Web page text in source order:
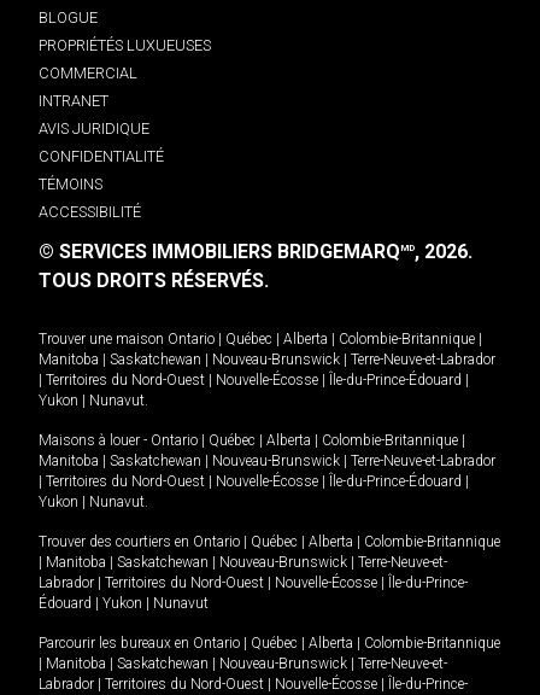
BLOGUE
PROPRIÉTÉS LUXUEUSES
COMMERCIAL
INTRANET
AVIS JURIDIQUE
CONFIDENTIALITÉ
TÉMOINS
ACCESSIBILITÉ
© SERVICES IMMOBILIERS BRIDGEMARQMD, 2026.
TOUS DROITS RÉSERVÉS.
Trouver une maison Ontario Québec Alberta Colombie-Britannique
Manitoba
Saskatchewan Nouveau-Brunswick
Terre-Neuve-et-Labrador
Territoires du Nord-Ouest Nouvelle-Écosse Île-du-Prince-Édouard
Yukon
Nunavut.
Maisons à louer - Ontario Québec Alberta Colombie-Britannique
Manitoba
Saskatchewan Nouveau-Brunswick
Terre-Neuve-et-Labrador
Territoires du Nord-Ouest Nouvelle-Écosse Île-du-Prince-Édouard
Yukon
Nunavut.
Trouver des courtiers en Ontario Québec Alberta
Colombie-Britannique
Manitoba Saskatchewan Nouveau-Brunswick
Terre-Neuve-et-
Labrador
Territoires du Nord-Ouest Nouvelle-Écosse
Île-du-Prince-
Édouard
Yukon Nunavut
Parcourir les bureaux en Ontario Québec Alberta
Colombie-Britannique
Manitoba Saskatchewan Nouveau-Brunswick
Terre-Neuve-et-
Labrador
Territoires du Nord-Ouest Nouvelle-Écosse
Île-du-Prince-